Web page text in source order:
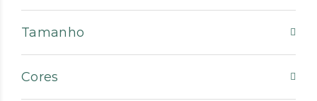
Tamanho
Cores